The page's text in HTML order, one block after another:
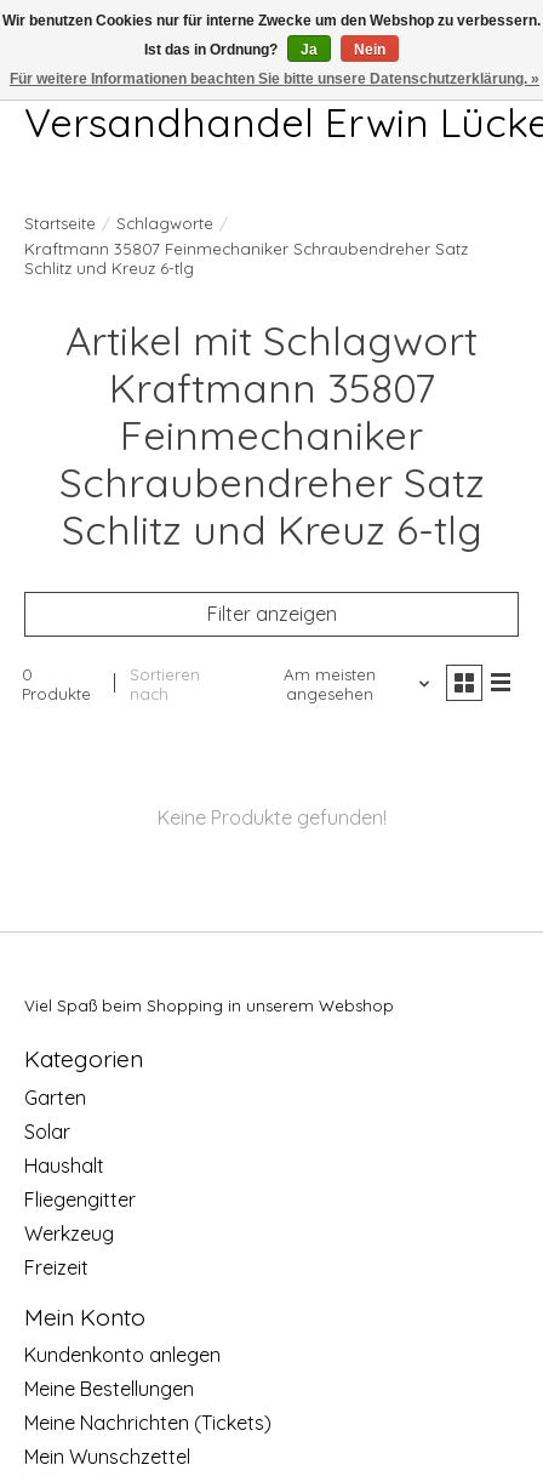
Telefon 04407 715872 MO-DO 7.00-17.00Uhr FR 7.00-13.00Uhr
Versandhandel Erwin
Startseite / Schlagworte /
Kraftmann 35807 Feinmechaniker Schraubendreher Satz
Schlitz und Kreuz 6-tlg
Artikel mit Schlagwort
Kraftmann 35807
Feinmechaniker
Schraubendreher Satz
Schlitz und Kreuz 6-tlg
Filter anzeigen
0
Produkte
Sortieren
nach
Am meisten
angesehen
Keine Produkte gefunden!
Viel Spaß beim Shopping in unserem Webshop
Kategorien
Garten
Solar
Haushalt
Fliegengitter
Werkzeug
Freizeit
Mein Konto
Kundenkonto anlegen
Meine Bestellungen
Meine Nachrichten (Tickets)
Mein Wunschzettel
Wir benutzen Cookies nur für interne Zwecke um den Webshop zu verbessern.
Ist das in Ordnung?
Ja
Nein
Für weitere Informationen beachten Sie bitte unsere Datenschutzerklärung. »